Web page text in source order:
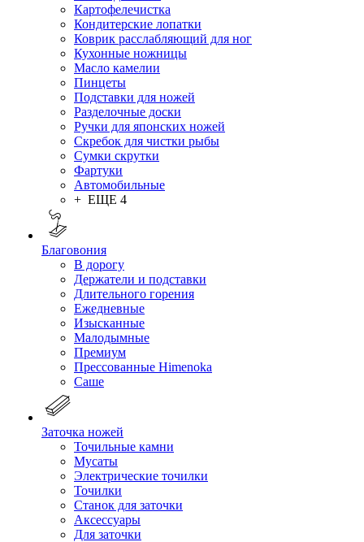
Картофелечистка
Кондитерские лопатки
Коврик расслабляющий для ног
Кухонные ножницы
Масло камелии
Пинцеты
Подставки для ножей
Разделочные доски
Ручки для японских ножей
Скребок для чистки рыбы
Сумки скрутки
Фартуки
Автомобильные
+ ЕЩЕ 4
Благовония
В дорогу
Держатели и подставки
Длительного горения
Ежедневные
Изысканные
Малодымные
Премиум
Прессованные Himenoka
Саше
Заточка ножей
Точильные камни
Мусаты
Электрические точилки
Точилки
Станок для заточки
Аксессуары
Для заточки